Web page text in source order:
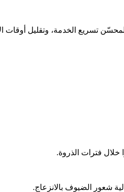
تسريع الخدمة، وتقليل أوقات
خلال فترات الذروة.
شعور الضيوف بالانزعاج.